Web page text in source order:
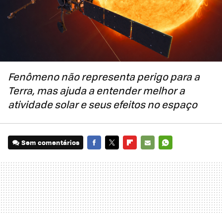
Fenômeno não representa perigo para a
Terra, mas ajuda a entender melhor a
atividade solar e seus efeitos no espaço
Sem comentários
MAIL